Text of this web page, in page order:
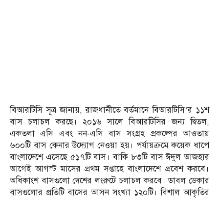
বিআরটিসি সূত্র জানায়, রাজধানীতে বর্তমানে বিআরটিসি’র ১১শ
বাস চলাচল করছে। ২০১৬ সালে বিআরটিসির জন্য দ্বিতল,
একতলা এসি এবং নন-এসি বাস সংগ্রহ প্রকল্পের আওতায়
৬০০টি বাস কেনার উদ্যোগ নেওয়া হয়। পর্যায়ক্রমে কয়েক ধাপে
বাংলাদেশে এসেছে ৫১৭টি বাস। বাকি ৮৩টি বাস ঈদুল আজহার
আগেই আগস্ট মাসের প্রথম সপ্তাহে বাংলাদেশে প্রবেশ করবে।
অধিকাংশ বাসগুলো দেশের লংরুটে চলাচল করবে। ডাবল ডেকার
বাসগুলোর প্রতিটি বাসের আসন সংখ্যা ১২০টি। বিশাল আকৃতির